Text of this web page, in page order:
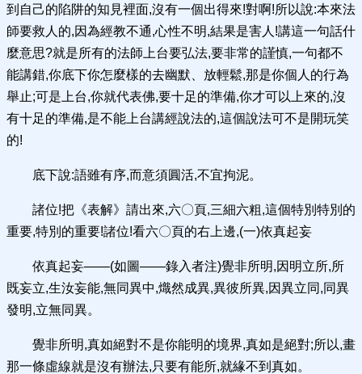
到自己的陷阱的知見裡面,沒有一個出得來!對啊!所以說:本來法
師要救人的,因為經教不通,心性不明,結果是害人!講這一句話什
麼意思?就是所有的法師上台要弘法,要非常的謹慎,一句都不
能講錯,你底下你怎麼樣的去幽默、放輕鬆,那是你個人的行為
舉止;可是上台,你就代表佛,要十足的準備,你才可以上來的,沒
有十足的準備,是不能上台講經說法的,這個說法可不是開玩笑
的!
底下說:語雖有序,而意須圓活,不宜拘泥。
諸位!把《表解》請出來,六〇頁,三細六粗,這個特別特別的
重要,特別的重要!諸位!看六〇頁的右上邊,(一)依真起妄
依真起妄——(如圖——錄入者注)覺非所明,因明立所,所
既妄立,生汝妄能,無同異中,熾然成異,異彼所異,因異立同,同異
發明,立無同異。
覺非所明,真如絕對不是你能明的境界,真如是絕對;所以,畫
那一條虛線就是沒有辦法,只要有能所,就緣不到真如。